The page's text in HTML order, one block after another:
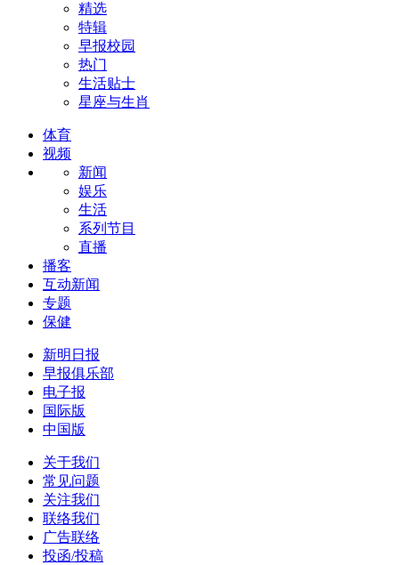
精选
特辑
早报校园
热门
生活贴士
星座与生肖
体育
视频
新闻
娱乐
生活
系列节目
直播
播客
互动新闻
专题
保健
新明日报
早报俱乐部
电子报
国际版
中国版
关于我们
常见问题
关注我们
联络我们
广告联络
投函/投稿